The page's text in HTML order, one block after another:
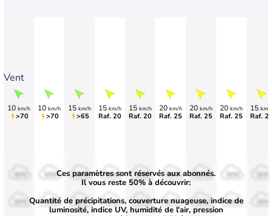
Vent
10 km/h
>70
10 km/h
>70
15 km/h
>65
15 km/h
Raf. 20
15 km/h
Raf. 20
20 km/h
Raf. 25
20 km/h
Raf. 25
20 km/h
Raf. 25
15 km/
Raf.
50%
30%
50%
30%
50%
30%
50%
30%
50%
30%
50%
30%
50%
30%
Ces paramètres sont réservés aux abonnés.
Il vous reste 50% à découvrir:
Quantité de précipitations, couverture nuageuse, indice de
luminosité, indice UV, humidité de l'air, pression